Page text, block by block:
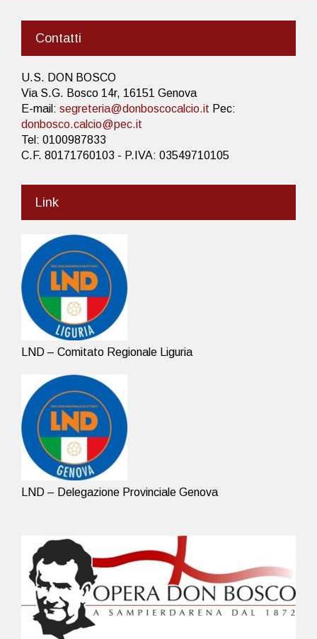
Contatti
U.S. DON BOSCO
Via S.G. Bosco 14r, 16151 Genova
E-mail: segreteria@donboscocalcio.it Pec:
donbosco.calcio@pec.it
Tel: 0100987833
C.F. 80171760103 - P.IVA: 03549710105
Link
LND – Comitato Regionale Liguria
LND – Delegazione Provinciale Genova